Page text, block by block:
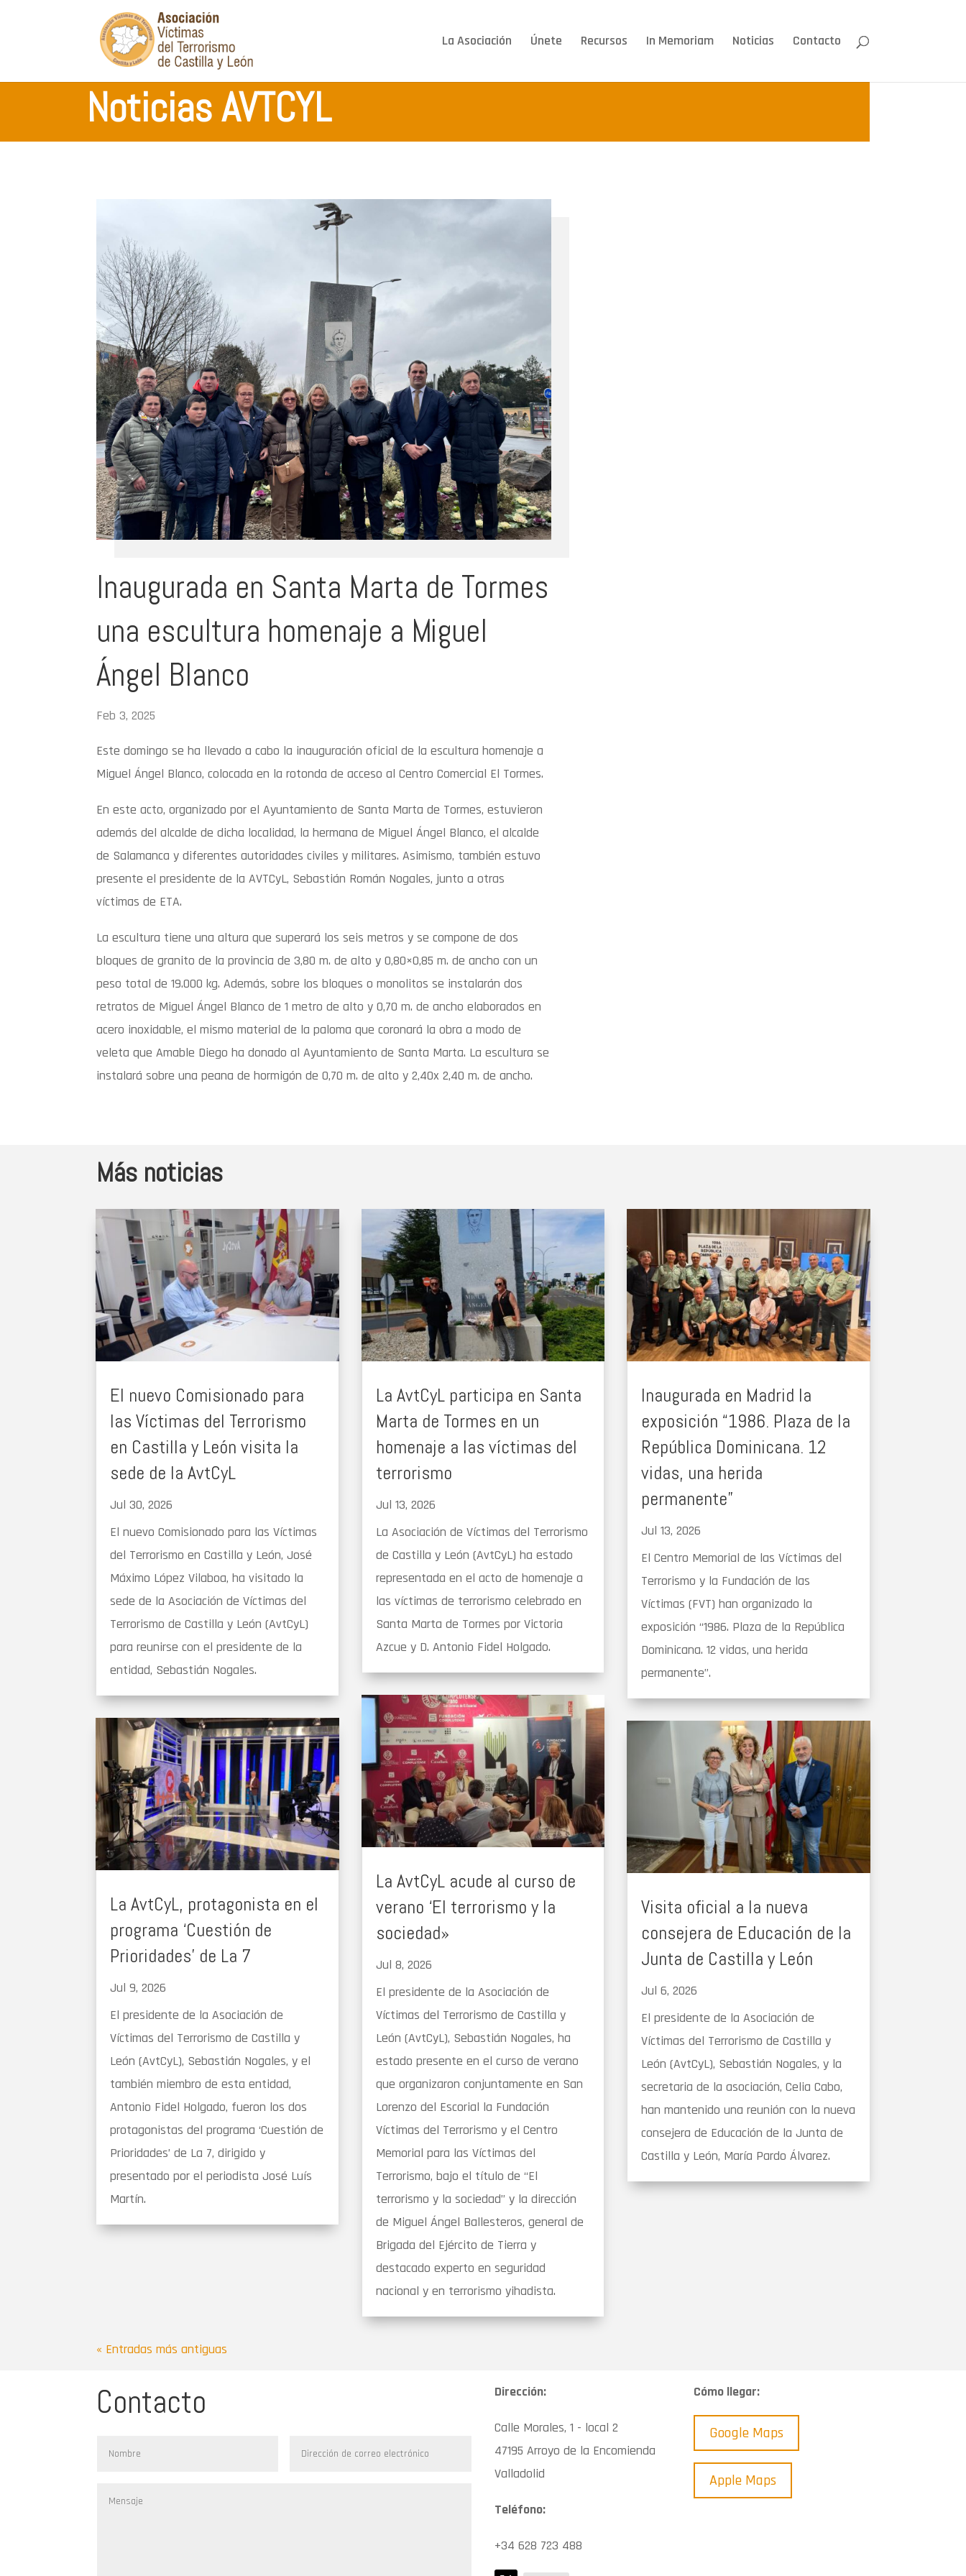
La Asociación Únete Recursos In Memoriam Noticias Contacto
Noticias AVTCYL
Inaugurada en Santa Marta de Tormes
una escultura homenaje a Miguel
Ángel Blanco
Feb 3, 2025
Este domingo se ha llevado a cabo la inauguración oficial de la escultura homenaje a
Miguel Ángel Blanco, colocada en la rotonda de acceso al Centro Comercial El Tormes.
En este acto, organizado por el Ayuntamiento de Santa Marta de Tormes, estuvieron
además del alcalde de dicha localidad, la hermana de Miguel Ángel Blanco, el alcalde
de Salamanca y diferentes autoridades civiles y militares. Asimismo, también estuvo
presente el presidente de la AVTCyL, Sebastián Román Nogales, junto a otras
víctimas de ETA.
La escultura tiene una altura que superará los seis metros y se compone de dos
bloques de granito de la provincia de 3,80 m. de alto y 0,80×0,85 m. de ancho con un
peso total de 19.000 kg. Además, sobre los bloques o monolitos se instalarán dos
retratos de Miguel Ángel Blanco de 1 metro de alto y 0,70 m. de ancho elaborados en
acero inoxidable, el mismo material de la paloma que coronará la obra a modo de
veleta que Amable Diego ha donado al Ayuntamiento de Santa Marta. La escultura se
instalará sobre una peana de hormigón de 0,70 m. de alto y 2,40x 2,40 m. de ancho.
Más noticias
El nuevo Comisionado para
las Víctimas del Terrorismo
en Castilla y León visita la
sede de la AvtCyL
Jul 30, 2026
El nuevo Comisionado para las Víctimas
del Terrorismo en Castilla y León, José
Máximo López Vilaboa, ha visitado la
sede de la Asociación de Víctimas del
Terrorismo de Castilla y León (AvtCyL)
para reunirse con el presidente de la
entidad, Sebastián Nogales.
La AvtCyL, protagonista en el
programa ‘Cuestión de
Prioridades’ de La 7
Jul 9, 2026
El presidente de la Asociación de
Víctimas del Terrorismo de Castilla y
León (AvtCyL), Sebastián Nogales, y el
también miembro de esta entidad,
Antonio Fidel Holgado, fueron los dos
protagonistas del programa ‘Cuestión de
Prioridades’ de La 7, dirigido y
presentado por el periodista José Luís
Martín.
La AvtCyL participa en Santa
Marta de Tormes en un
homenaje a las víctimas del
terrorismo
Jul 13, 2026
La Asociación de Víctimas del Terrorismo
de Castilla y León (AvtCyL) ha estado
representada en el acto de homenaje a
las víctimas de terrorismo celebrado en
Santa Marta de Tormes por Victoria
Azcue y D. Antonio Fidel Holgado.
La AvtCyL acude al curso de
verano ‘El terrorismo y la
sociedad»
Jul 8, 2026
El presidente de la Asociación de
Víctimas del Terrorismo de Castilla y
León (AvtCyL), Sebastián Nogales, ha
estado presente en el curso de verano
que organizaron conjuntamente en San
Lorenzo del Escorial la Fundación
Víctimas del Terrorismo y el Centro
Memorial para las Víctimas del
Terrorismo, bajo el título de “El
terrorismo y la sociedad” y la dirección
de Miguel Ángel Ballesteros, general de
Brigada del Ejército de Tierra y
destacado experto en seguridad
nacional y en terrorismo yihadista.
Inaugurada en Madrid la
exposición “1986. Plaza de la
República Dominicana. 12
vidas, una herida
permanente”
Jul 13, 2026
El Centro Memorial de las Víctimas del
Terrorismo y la Fundación de las
Víctimas (FVT) han organizado la
exposición “1986. Plaza de la República
Dominicana. 12 vidas, una herida
permanente”.
Visita oficial a la nueva
consejera de Educación de la
Junta de Castilla y León
Jul 6, 2026
El presidente de la Asociación de
Víctimas del Terrorismo de Castilla y
León (AvtCyL), Sebastián Nogales, y la
secretaria de la asociación, Celia Cabo,
han mantenido una reunión con la nueva
consejera de Educación de la Junta de
Castilla y León, María Pardo Álvarez.
« Entradas más antiguas
Contacto Dirección:
Calle Morales, 1 - local 2
47195 Arroyo de la Encomienda
Valladolid
Teléfono:
+34 628 723 488
Cómo llegar:
Google Maps
Apple Maps